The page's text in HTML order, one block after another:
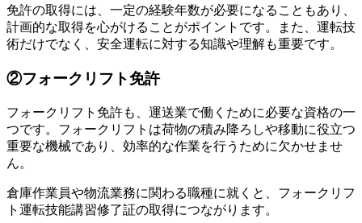
免許の取得には、一定の経験年数が必要になることもあり、
計画的な取得を心がけることがポイントです。また、運転技
術だけでなく、安全運転に対する知識や理解も重要です。
②フォークリフト免許
フォークリフト免許も、運送業で働くために必要な資格の一
つです。フォークリフトは荷物の積み降ろしや移動に役立つ
重要な機械であり、効率的な作業を行うために欠かせませ
ん。
倉庫作業員や物流業務に関わる職種に就くと、フォークリフ
ト運転技能講習修了証の取得につながります。